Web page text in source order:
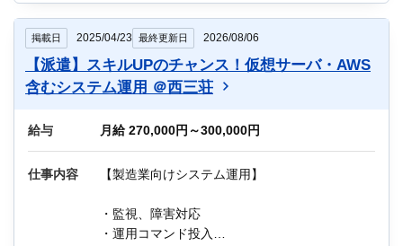
他にもIT関連のお仕事が多数あります。
迷っている方も、まずはお気軽にご相談くださ
い！
掲載日 2025/04/23 最終更新日 2026/08/06
【派遣】スキルUPのチャンス！仮想サーバ・AWS
含むシステム運用 ＠西三荘
給与 月給 270,000円～300,000円
仕事内容 【製造業向けシステム運用】
・監視、障害対応
・運用コマンド投入